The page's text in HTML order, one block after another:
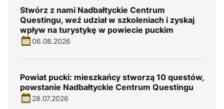
Stwórz z nami Nadbałtyckie Centrum
Questingu, weź udział w szkoleniach i zyskaj
wpływ na turystykę w powiecie puckim
06.08.2026
Powiat pucki: mieszkańcy stworzą 10 questów,
powstanie Nadbałtyckie Centrum Questingu
28.07.2026